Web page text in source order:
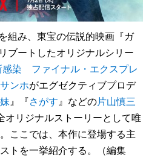
組み、東宝の伝説的映画『ガ
ブートしたオリジナルシリー
感染 ファイナル・エクスプレ
ンホがエグゼクティブプロデ
』『さがす』などの片山慎三
オリジナルストーリーとして唯
ここでは、本作に登場する主
トを一挙紹介する。（編集